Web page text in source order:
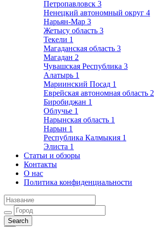
Петропавловск 3
Ненецкий автономный округ 4
Нарьян-Мар 3
Жетысу область 3
Текели 1
Магаданская область 3
Магадан 2
Чувашская Республика 3
Алатырь 1
Мариинский Посад 1
Еврейская автономная область 2
Биробиджан 1
Облучье 1
Нарынская область 1
Нарын 1
Республика Калмыкия 1
Элиста 1
Статьи и обзоры
Контакты
О нас
Политика конфиденциальности